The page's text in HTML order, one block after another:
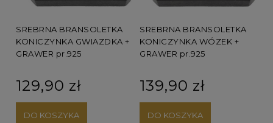
SREBRNA BRANSOLETKA
KONICZYNKA GWIAZDKA +
GRAWER pr.925
129,90 zł
DO KOSZYKA
SREBRNA BRANSOLETKA
KONICZYNKA WÓZEK +
GRAWER pr.925
139,90 zł
DO KOSZYKA